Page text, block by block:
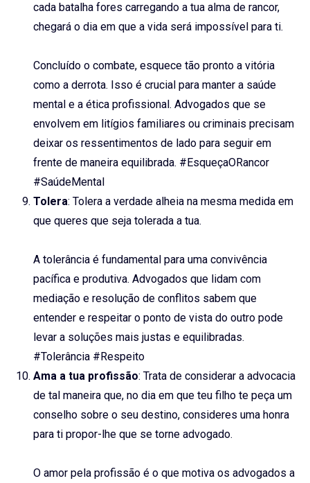
cada batalha fores carregando a tua alma de rancor,
chegará o dia em que a vida será impossível para ti.
Concluído o combate, esquece tão pronto a vitória
como a derrota. Isso é crucial para manter a saúde
mental e a ética profissional. Advogados que se
envolvem em litígios familiares ou criminais precisam
deixar os ressentimentos de lado para seguir em
frente de maneira equilibrada. #EsqueçaORancor
#SaúdeMental
Tolera: Tolera a verdade alheia na mesma medida em
que queres que seja tolerada a tua.
A tolerância é fundamental para uma convivência
pacífica e produtiva. Advogados que lidam com
mediação e resolução de conflitos sabem que
entender e respeitar o ponto de vista do outro pode
levar a soluções mais justas e equilibradas.
#Tolerância #Respeito
Ama a tua profissão: Trata de considerar a advocacia
de tal maneira que, no dia em que teu filho te peça um
conselho sobre o seu destino, consideres uma honra
para ti propor-lhe que se torne advogado.
O amor pela profissão é o que motiva os advogados a